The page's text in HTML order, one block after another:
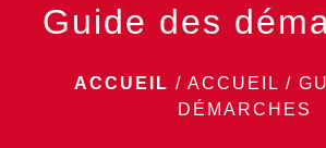
Guide des
ACCUEIL / ACCUEIL /
DÉMARCHES